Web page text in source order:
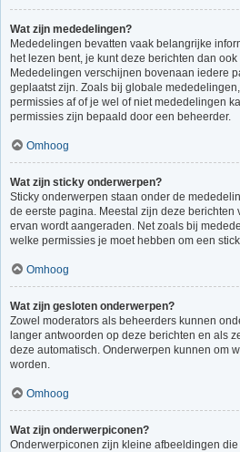
Wat zijn mededelingen?
Mededelingen bevatten vaak belangrijke
het lezen bent, je kunt deze berichten dan
Mededelingen verschijnen bovenaan iedere
geplaatst zijn. Zoals bij globale
permissies af of je wel of niet mededelingen
permissies zijn bepaald door een beheerder.
Omhoog
Wat zijn sticky onderwerpen?
Sticky onderwerpen staan onder de
de eerste pagina. Meestal zijn deze berichten
ervan wordt aangeraden. Net zoals bij
welke permissies je moet hebben om een
Omhoog
Wat zijn gesloten onderwerpen?
Zowel moderators als beheerders kunnen
langer antwoorden op deze berichten en als
deze automatisch. Onderwerpen kunnen om
worden.
Omhoog
Wat zijn onderwerpiconen?
Onderwerpiconen zijn kleine afbeeldingen